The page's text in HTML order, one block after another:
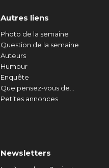
Autres liens
Photo de la semaine
Question de la semaine
Auteurs
Humour
Enquête
Que pensez-vous de...
Petites annonces
Newsletters